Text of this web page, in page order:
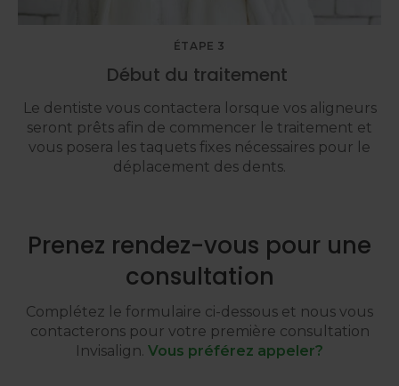
ÉTAPE 3
Début du traitement
Le dentiste vous contactera lorsque vos aligneurs
seront prêts afin de commencer le traitement et
vous posera les taquets fixes nécessaires pour le
déplacement des dents.
Prenez rendez-vous pour une
consultation
Complétez le formulaire ci-dessous et nous vous
contacterons pour votre première consultation
Invisalign. Vous préférez appeler?